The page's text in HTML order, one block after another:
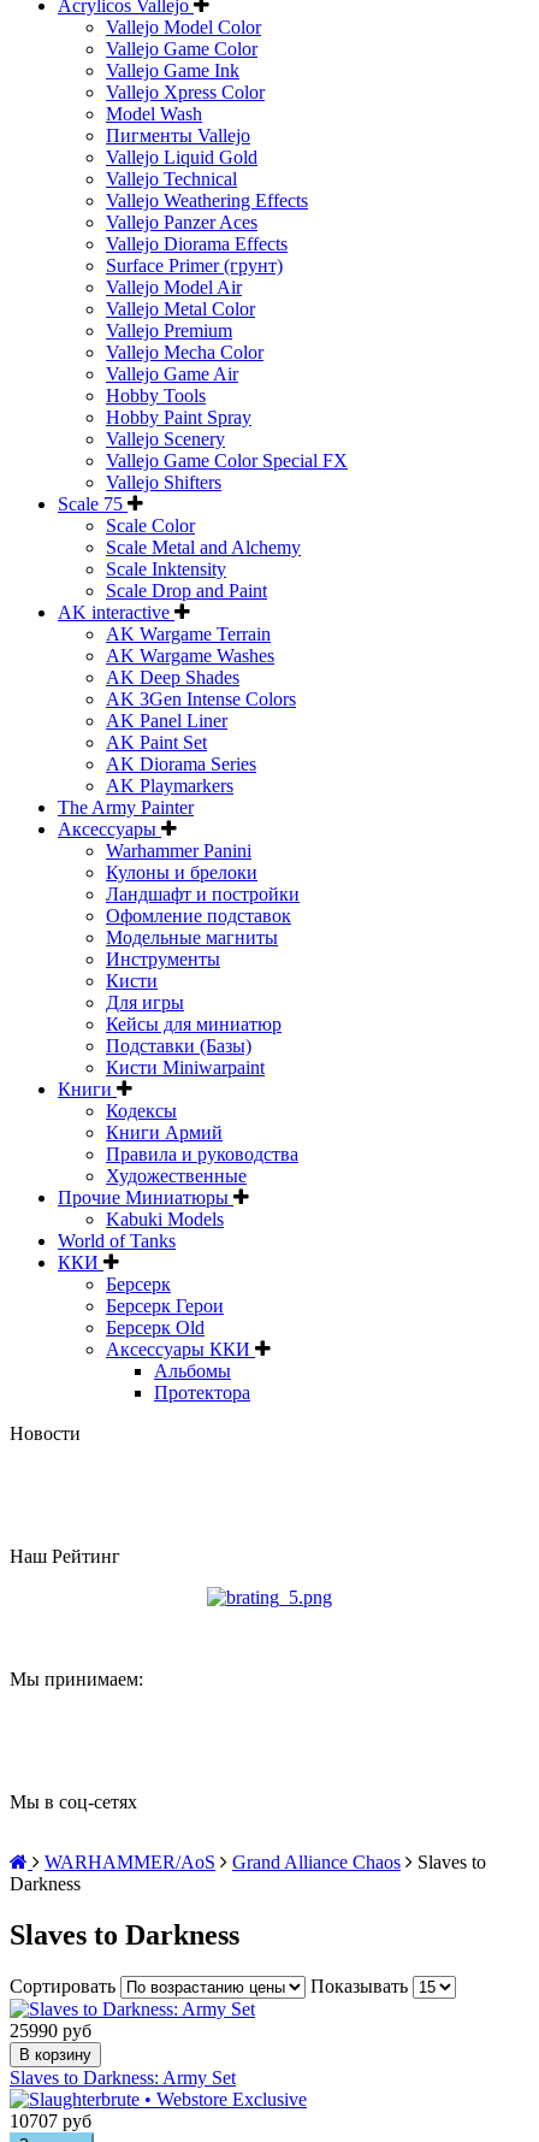
Acrylicos Vallejo
Vallejo Model Color
Vallejo Game Color
Vallejo Game Ink
Vallejo Xpress Color
Model Wash
Пигменты Vallejo
Vallejo Liquid Gold
Vallejo Technical
Vallejo Weathering Effects
Vallejo Panzer Aces
Vallejo Diorama Effects
Surface Primer (грунт)
Vallejo Model Air
Vallejo Metal Color
Vallejo Premium
Vallejo Mecha Color
Vallejo Game Air
Hobby Tools
Hobby Paint Spray
Vallejo Scenery
Vallejo Game Color Special FX
Vallejo Shifters
Scale 75
Scale Color
Scale Metal and Alchemy
Scale Inktensity
Scale Drop and Paint
AK interactive
AK Wargame Terrain
AK Wargame Washes
AK Deep Shades
AK 3Gen Intense Colors
AK Panel Liner
AK Paint Set
AK Diorama Series
AK Playmarkers
The Army Painter
Аксессуары
Warhammer Panini
Кулоны и брелоки
Ландшафт и постройки
Офомление подставок
Модельные магниты
Инструменты
Кисти
Для игры
Кейсы для миниатюр
Подставки (Базы)
Кисти Miniwarpaint
Книги
Кодексы
Книги Армий
Правила и руководства
Художественные
Прочие Миниатюры
Kabuki Models
World of Tanks
ККИ
Берсерк
Берсерк Герои
Берсерк Old
Аксессуары ККИ
Альбомы
Протектора
Новости
Наш Рейтинг
Мы принимаем:
Мы в соц-сетях
WARHAMMER/AoS Grand Alliance Chaos
Slaves to
Darkness
Slaves to Darkness
Сортировать Показывать
25990 руб
В корзину
Slaves to Darkness: Army Set
10707 руб